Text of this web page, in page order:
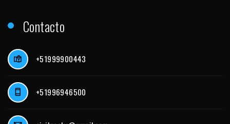
Contacto
+51999900443
+51996946500